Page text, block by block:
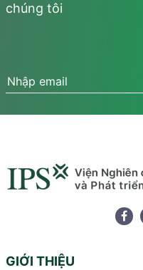
chúng tôi
GIỚI THIỆU